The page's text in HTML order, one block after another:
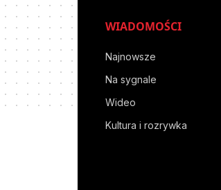
WIADOMOŚCI
Najnowsze
Na sygnale
Wideo
Kultura i rozrywka